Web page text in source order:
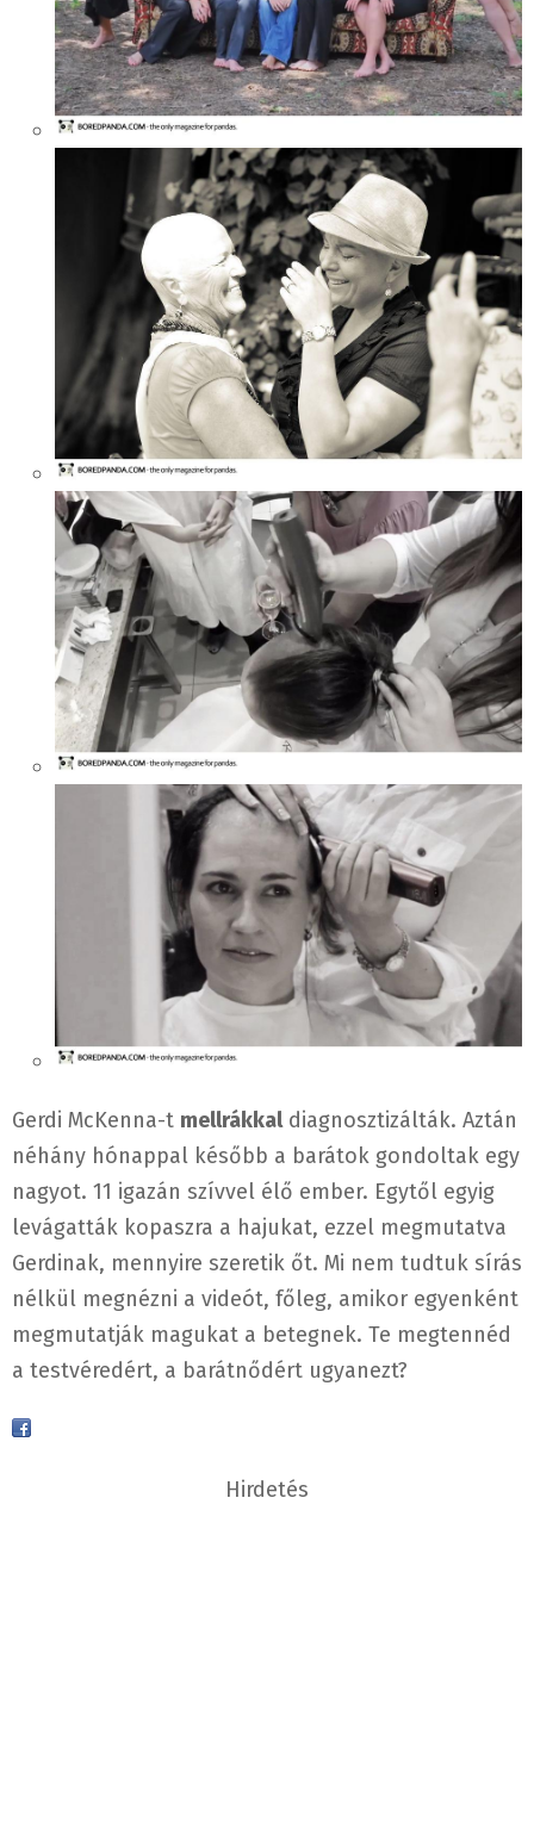
Gerdi McKenna-t mellrákkaldiagnosztizálták. Aztán
néhány hónappal később a barátok gondoltak egy
nagyot. 11 igazán szívvel élő ember. Egytől egyig
levágatták kopaszra a hajukat, ezzel megmutatva
Gerdinak, mennyire szeretik őt. Mi nem tudtuk sírás
nélkül megnézni a videót, főleg, amikor egyenként
megmutatják magukat a betegnek. Te megtennéd
a testvéredért, a barátnődért ugyanezt?
Hirdetés